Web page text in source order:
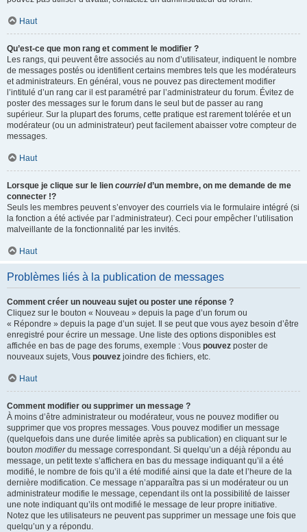
Haut
Qu’est-ce que mon rang et comment le modifier ?
Les rangs, qui peuvent être associés au nom d’utilisateur, indiquent le nombre
de messages postés ou identifient certains membres tels que les modérateurs
et administrateurs. En général, vous ne pouvez pas directement modifier
l’intitulé d’un rang car il est paramétré par l’administrateur du forum. Évitez de
poster des messages sur le forum dans le seul but de passer au rang
supérieur. Sur la plupart des forums, cette pratique est rarement tolérée et un
modérateur (ou un administrateur) peut facilement abaisser votre compteur de
messages.
Haut
Lorsque je clique sur le lien courrield’un membre, on me demande de me
connecter !?
Seuls les membres peuvent s’envoyer des courriels via le formulaire intégré (si
la fonction a été activée par l’administrateur). Ceci pour empêcher l’utilisation
malveillante de la fonctionnalité par les invités.
Haut
Problèmes liés à la publication de messages
Comment créer un nouveau sujet ou poster une réponse ?
Cliquez sur le bouton « Nouveau » depuis la page d’un forum ou
« Répondre » depuis la page d’un sujet. Il se peut que vous ayez besoin d’être
enregistré pour écrire un message. Une liste des options disponibles est
affichée en bas de page des forums, exemple : Vous pouvez poster de
nouveaux sujets, Vous pouvez joindre des fichiers, etc.
Haut
Comment modifier ou supprimer un message ?
À moins d’être administrateur ou modérateur, vous ne pouvez modifier ou
supprimer que vos propres messages. Vous pouvez modifier un message
(quelquefois dans une durée limitée après sa publication) en cliquant sur le
bouton modifierdu message correspondant. Si quelqu’un a déjà répondu au
message, un petit texte s’affichera en bas du message indiquant qu’il a été
modifié, le nombre de fois qu’il a été modifié ainsi que la date et l’heure de la
dernière modification. Ce message n’apparaîtra pas si un modérateur ou un
administrateur modifie le message, cependant ils ont la possibilité de laisser
une note indiquant qu’ils ont modifié le message de leur propre initiative.
Notez que les utilisateurs ne peuvent pas supprimer un message une fois que
quelqu’un y a répondu.